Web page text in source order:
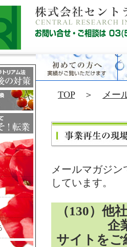
TOP＞ メー
メールマガジ
しています。
（130）他
企業の
サイトをご